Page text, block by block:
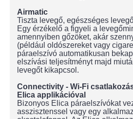
Airmatic
Tiszta levegő, egészséges
Egy érzékelő a figyeli a
amennyiben gőzöket, akár
(például oldószereket vagy
páraelszívó automatikusan
elszívási teljesítményt majd
levegőt kikapcsol.
Connectivity - Wi-Fi
Elica applikációval
Bizonyos Elica páraelszívókat
asszisztenssel vagy egy